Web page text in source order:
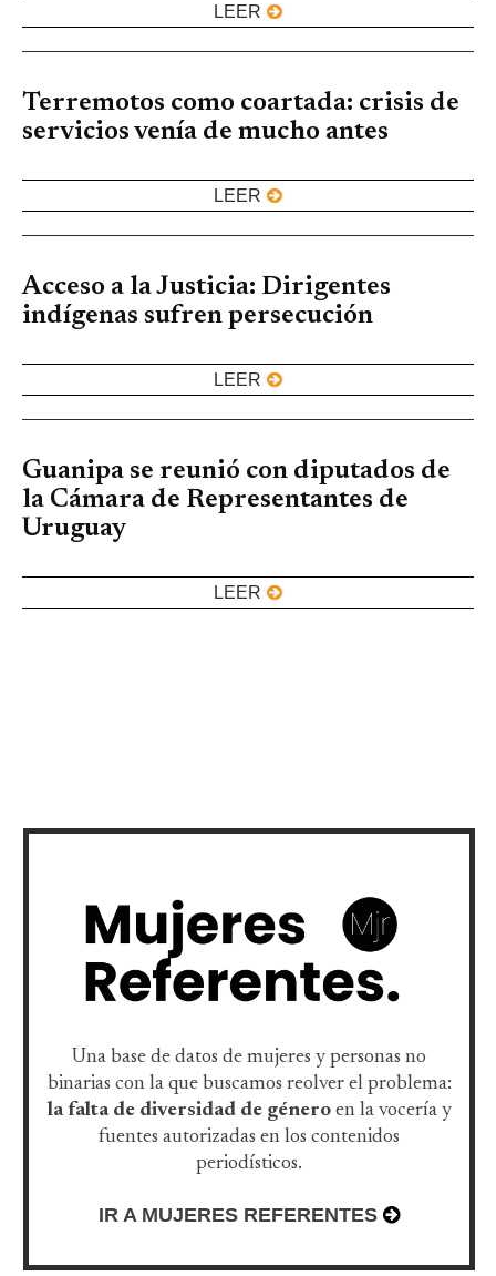
LEER
Terremotos como coartada: crisis de
servicios venía de mucho antes
LEER
Acceso a la Justicia: Dirigentes
indígenas sufren persecución
LEER
Guanipa se reunió con diputados de
la Cámara de Representantes de
Uruguay
LEER
Una base de datos de mujeres y personas no
binarias con la que buscamos reolver el problema:
la falta de diversidad de género en la vocería y
fuentes autorizadas en los contenidos
periodísticos.
IR A MUJERES REFERENTES